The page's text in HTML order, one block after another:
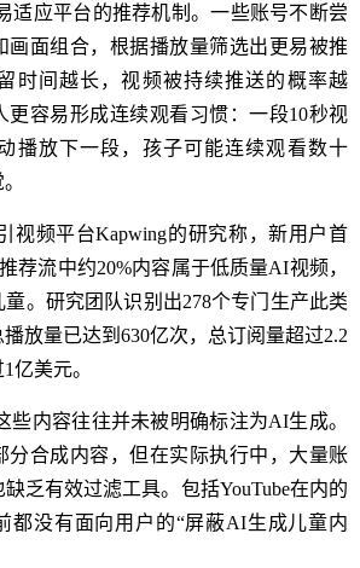
适应平台的推荐机制。一些账号不断尝
画面组合，根据播放量筛选出更易被推
时间越长，视频被持续推送的概率越
更容易形成连续观看习惯：一段10秒视
播放下一段，孩子可能连续观看数十
视频平台Kapwing的研究称，新用户首
荐流中约20%内容属于低质量AI视频，
。研究团队识别出278个专门生产此类
放量已达到630亿次，总订阅量超过2.2
亿美元。
些内容往往并未被明确标注为AI生成。
分合成内容，但在实际执行中，大量账
乏有效过滤工具。包括YouTube在内的
都没有面向用户的“屏蔽AI生成儿童内